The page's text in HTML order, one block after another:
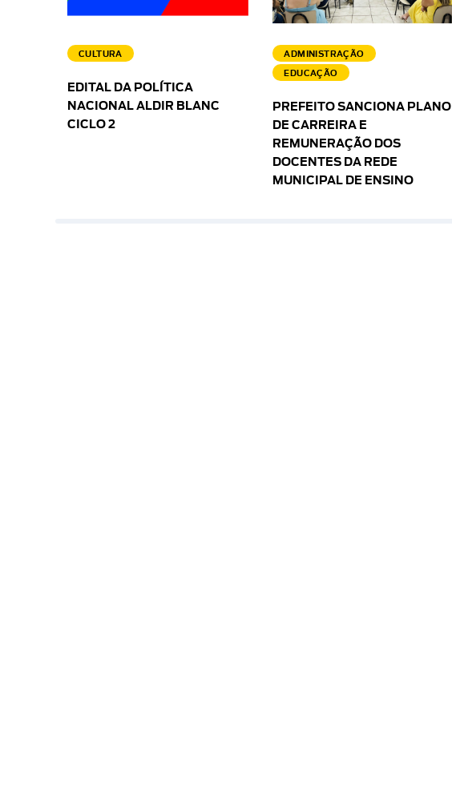
CULTURA
EDITAL DA POLÍTICA
NACIONAL ALDIR BLANC
CICLO 2
ADMINISTRAÇÃO
EDUCAÇÃO
PREFEITO SANCIONA PLANO
DE CARREIRA E
REMUNERAÇÃO DOS
DOCENTES DA REDE
MUNICIPAL DE ENSINO